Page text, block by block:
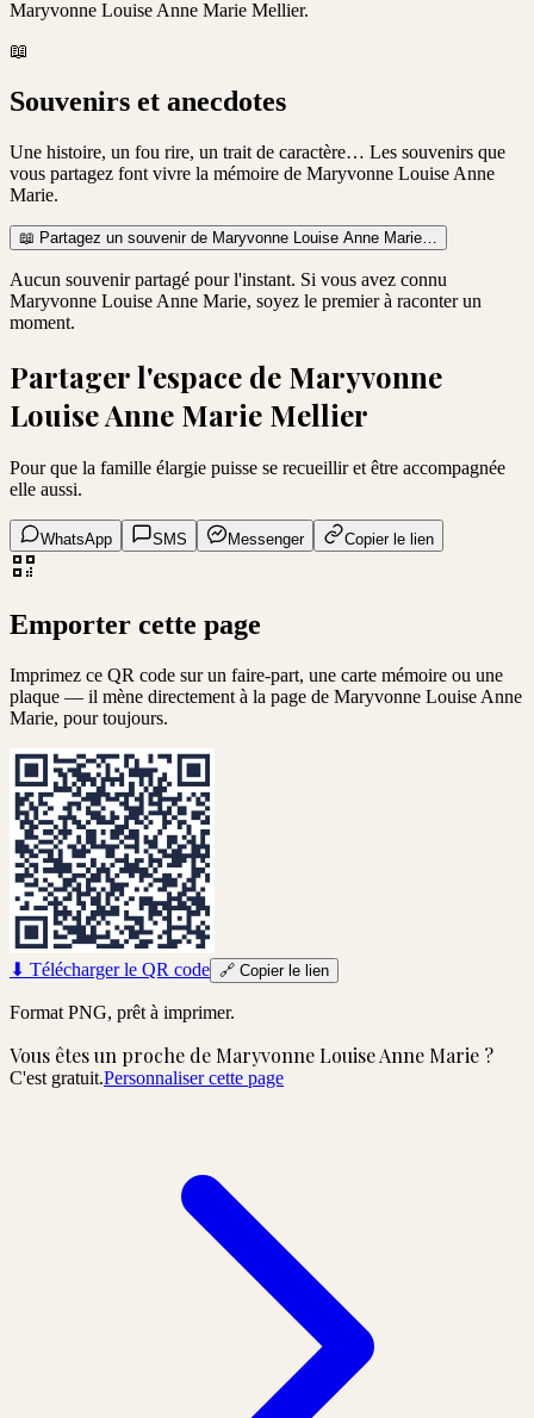
Maryvonne Louise Anne Marie Mellier.
📖
Souvenirs et anecdotes
Une histoire, un fou rire, un trait de caractère… Les souvenirs que
vous partagez font vivre la mémoire de Maryvonne Louise Anne
Marie.
📖 Partagez un souvenir de Maryvonne Louise Anne Marie…
Aucun souvenir partagé pour l'instant. Si vous avez connu
Maryvonne Louise Anne Marie, soyez le premier à raconter un
moment.
Partager l'espace de Maryvonne
Louise Anne Marie Mellier
Pour que la famille élargie puisse se recueillir et être accompagnée
elle aussi.
WhatsApp SMS Messenger Copier le lien
Emporter cette page
Imprimez ce QR code sur un faire-part, une carte mémoire ou une
plaque — il mène directement à la page de Maryvonne Louise Anne
Marie, pour toujours.
⬇ Télécharger le QR code 🔗 Copier le lien
Format PNG, prêt à imprimer.
Vous êtes un proche de Maryvonne Louise Anne Marie ?
C'est gratuit.Personnaliser cette page